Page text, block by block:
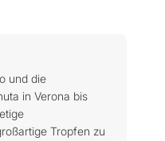
und die
in Verona bis
Tropfen zu